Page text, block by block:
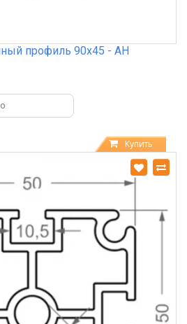
профиль 90х45 - АН
Купить